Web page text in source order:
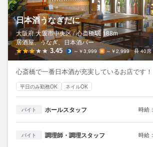
日本酒うなぎだに
大阪府 大阪市中央区 / 心斎橋駅 188m
居酒屋、うなぎ、日本酒バー
3.45 ～￥3,999 ～￥2,999 40席
心斎橋で一番日本酒が充実しているお店です！
平日のみ勤務OK ネイルOK
バイト ホールスタッフ 時給：
バイト 調理師・調理スタッフ 時給：